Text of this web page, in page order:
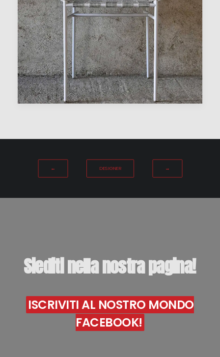
← DESIGNER →
Sieditinellanostrapagina!
ISCRIVITI AL NOSTRO MONDO
FACEBOOK!